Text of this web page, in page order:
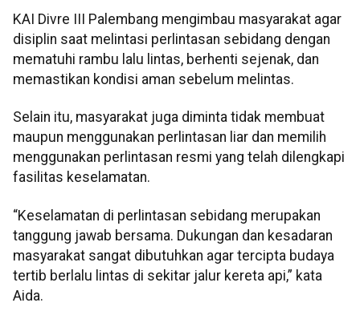
KAI Divre III Palembang mengimbau masyarakat agar
disiplin saat melintasi perlintasan sebidang dengan
mematuhi rambu lalu lintas, berhenti sejenak, dan
memastikan kondisi aman sebelum melintas.
Selain itu, masyarakat juga diminta tidak membuat
maupun menggunakan perlintasan liar dan memilih
menggunakan perlintasan resmi yang telah dilengkapi
fasilitas keselamatan.
“Keselamatan di perlintasan sebidang merupakan
tanggung jawab bersama. Dukungan dan kesadaran
masyarakat sangat dibutuhkan agar tercipta budaya
tertib berlalu lintas di sekitar jalur kereta api,” kata
Aida.